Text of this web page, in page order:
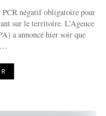
PCR négatif obligatoire pour
sur le territoire. L’Agence
a annoncé hier soir que